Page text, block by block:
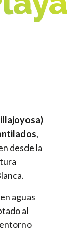
,
desde la
aguas
al